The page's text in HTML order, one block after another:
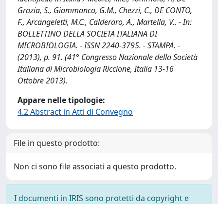
Grazia, S., Giammanco, G.M., Chezzi, C., DE CONTO,
F., Arcangeletti, M.C., Calderaro, A., Martella, V.. - In:
BOLLETTINO DELLA SOCIETA ITALIANA DI
MICROBIOLOGIA. - ISSN 2240-3795. - STAMPA. -
(2013), p. 91. (41° Congresso Nazionale della Società
Italiana di Microbiologia Riccione, Italia 13-16
Ottobre 2013).
Appare nelle tipologie:
4.2 Abstract in Atti di Convegno
File in questo prodotto:
Non ci sono file associati a questo prodotto.
I documenti in IRIS sono protetti da copyright e